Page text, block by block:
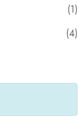
(1)
(4)